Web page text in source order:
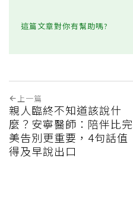
這篇文章對你有幫助嗎?
上一篇
親人臨終不知道該說什
麼？安寧醫師：陪伴比完
美告別更重要，4句話值
得及早說出口